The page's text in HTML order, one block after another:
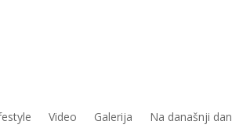
Video Galerija Na današnji dan